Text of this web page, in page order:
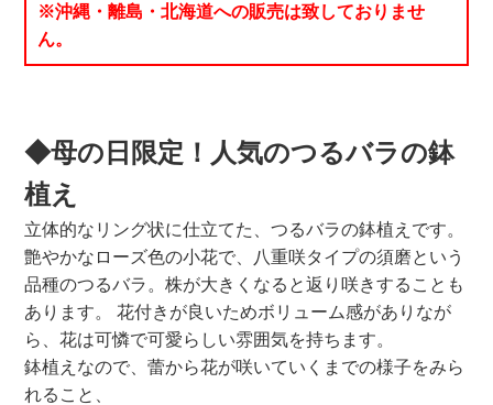
※沖縄・離島・北海道への販売は致しておりませ
ん。
◆母の日限定！人気のつるバラの鉢
植え
立体的なリング状に仕立てた、つるバラの鉢植えです。
艶やかなローズ色の小花で、八重咲タイプの須磨という
品種のつるバラ。株が大きくなると返り咲きすることも
あります。 花付きが良いためボリューム感がありなが
ら、花は可憐で可愛らしい雰囲気を持ちます。
鉢植えなので、蕾から花が咲いていくまでの様子をみら
れること、